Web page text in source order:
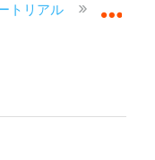
トリアル 提出資